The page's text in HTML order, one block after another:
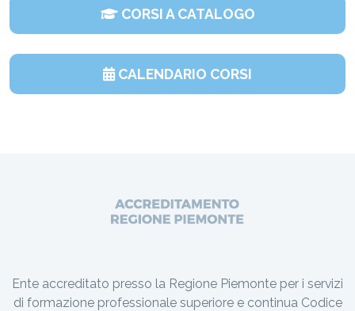
CORSI A CATALOGO
CALENDARIO CORSI
Ente accreditato presso la Regione Piemonte per i servizi
di formazione professionale superiore e continua Codice